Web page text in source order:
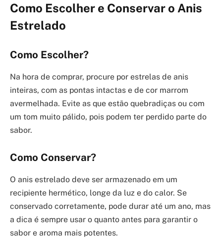
Como Escolher e Conservar o Anis
Estrelado
Como Escolher?
Na hora de comprar, procure por estrelas de anis
inteiras, com as pontas intactas e de cor marrom
avermelhada. Evite as que estão quebradiças ou com
um tom muito pálido, pois podem ter perdido parte do
sabor.
Como Conservar?
O anis estrelado deve ser armazenado em um
recipiente hermético, longe da luz e do calor. Se
conservado corretamente, pode durar até um ano, mas
a dica é sempre usar o quanto antes para garantir o
sabor e aroma mais potentes.